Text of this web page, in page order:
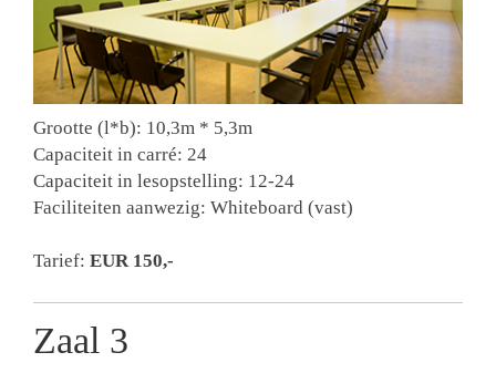
Grootte (l*b): 10,3m * 5,3m
Capaciteit in carré: 24
Capaciteit in lesopstelling: 12-24
Faciliteiten aanwezig: Whiteboard (vast)
Tarief: EUR 150,-
Zaal 3